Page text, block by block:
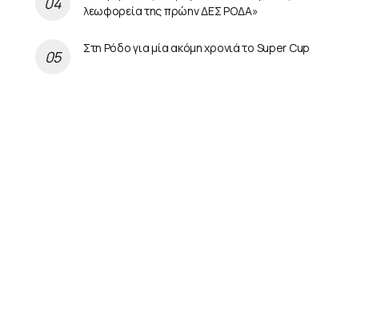
λεωφορεία της πρώην ΔΕΣ ΡΟΔΑ»
Στη Ρόδο για μία ακόμη χρονιά το Super Cup